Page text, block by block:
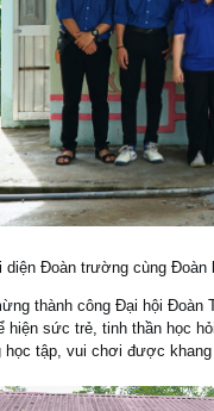
diện Đoàn trường cùng Đoàn
thành công Đại hội
hiện sức trẻ, tinh thần học
tập, vui chơi được